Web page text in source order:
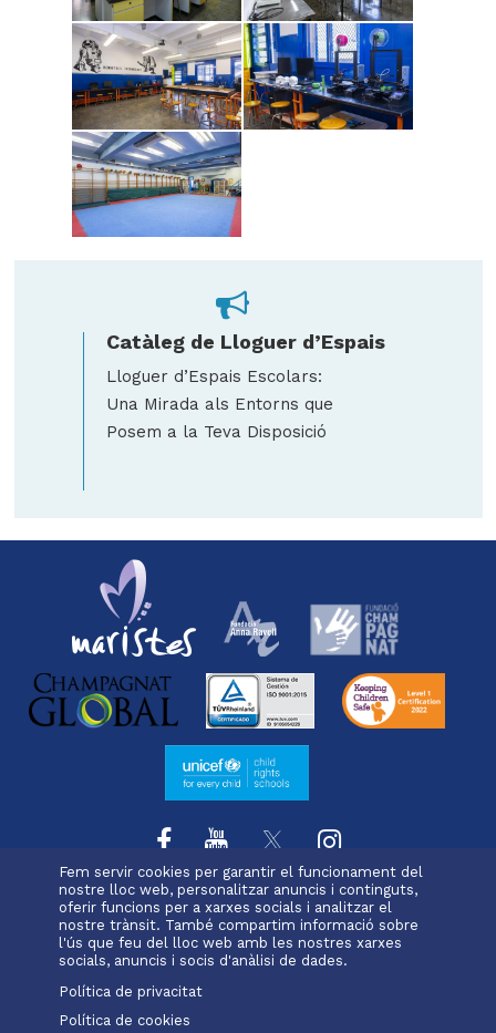
Catàleg de Lloguer d’Espais
Lloguer d’Espais Escolars:
Una Mirada als Entorns que
Posem a la Teva Disposició
Fem servir cookies per garantir el funcionament del
nostre lloc web, personalitzar anuncis i continguts,
oferir funcions per a xarxes socials i analitzar el
nostre trànsit. També compartim informació sobre
l'ús que feu del lloc web amb les nostres xarxes
socials, anuncis i socis d'anàlisi de dades.
Política de privacitat
Política de cookies
Menu
footer
L'escola Projecte educatiu
Oferta educativa
Serveis i extraescolars
Pastoral Matrícula
Alexia Office 365